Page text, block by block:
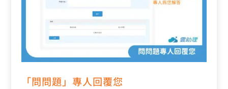
「問問題」專人回覆您